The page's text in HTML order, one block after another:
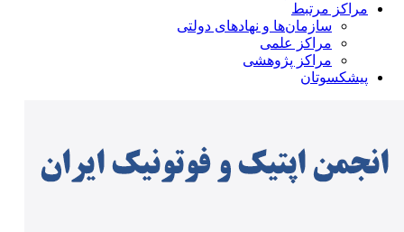
مراکز مرتبط
سازمان‌ها و نهادهای دولتی
مراکز علمی
مراکز پژوهشی
پیشکسوتان